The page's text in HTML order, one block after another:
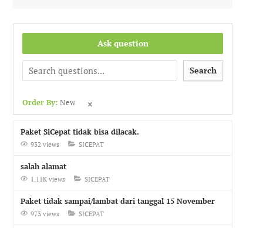
Ask question
Search
Order By:New
Paket SiCepat tidak bisa dilacak.
932 views SICEPAT
salah alamat
1.11K views SICEPAT
Paket tidak sampai/lambat dari tanggal 15 November
973 views SICEPAT